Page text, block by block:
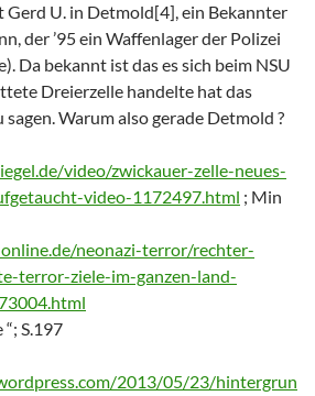
Gerd U. in Detmold[4], ein Bekannter
der ’95 ein Waffenlager der Polizei
Da bekannt ist das es sich beim NSU
Dreierzelle handelte hat das
Warum also gerade Detmold ?
video/zwickauer-zelle-neues-
video-1172497.html ; Min
neonazi-terror/rechter-
terror-ziele-im-ganzen-land-
S.197
2013/05/23/hintergrun